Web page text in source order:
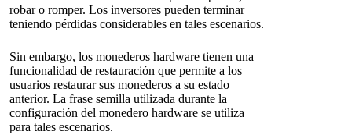
robar o romper. Los inversores pueden terminar
teniendo pérdidas considerables en tales escenarios.
Sin embargo, los monederos hardware tienen una
funcionalidad de restauración que permite a los
usuarios restaurar sus monederos a su estado
anterior. La frase semilla utilizada durante la
configuración del monedero hardware se utiliza
para tales escenarios.